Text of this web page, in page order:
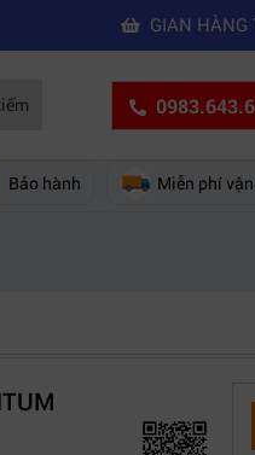
phục laptop không kết nối
GIAN HÀNG
Bảo hành Miễn phí